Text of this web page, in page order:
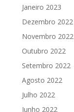
Janeiro 2023
Dezembro 2022
Novembro 2022
Outubro 2022
Setembro 2022
Agosto 2022
Julho 2022
Junho 2022